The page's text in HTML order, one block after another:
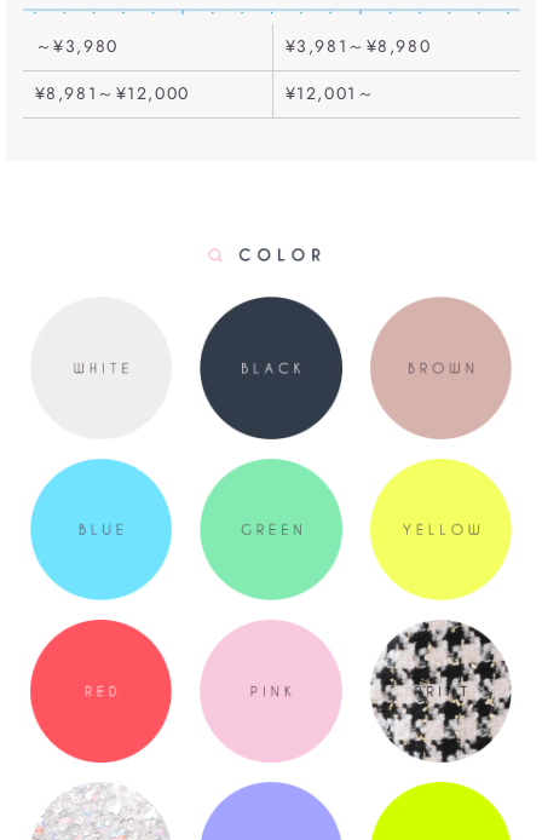
～¥3,980
¥3,981～¥8,980
¥8,981～¥12,000
¥12,001～